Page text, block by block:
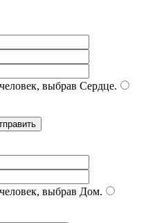
выбрав Сердце.
выбрав Дом.